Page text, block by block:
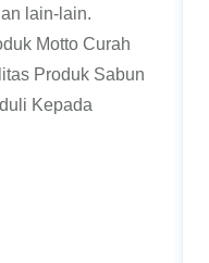
lain-lain.
Motto Curah
Produk Sabun
Kepada